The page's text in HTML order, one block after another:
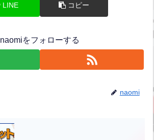
LINE コピー
naomiをフォローする
naomi